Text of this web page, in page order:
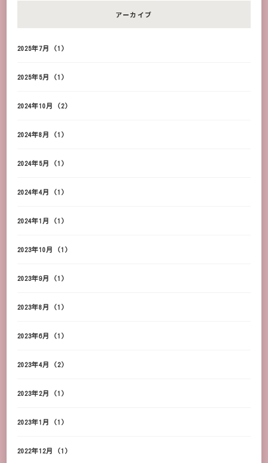
アーカイブ
2025年7月 (1)
2025年5月 (1)
2024年10月 (2)
2024年8月 (1)
2024年5月 (1)
2024年4月 (1)
2024年1月 (1)
2023年10月 (1)
2023年9月 (1)
2023年8月 (1)
2023年6月 (1)
2023年4月 (2)
2023年2月 (1)
2023年1月 (1)
2022年12月 (1)